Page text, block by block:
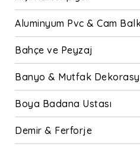
Aluminyum Pvc & Cam
Bahçe ve Peyzaj
Banyo & Mutfak
Boya Badana Ustası
Demir & Ferforje